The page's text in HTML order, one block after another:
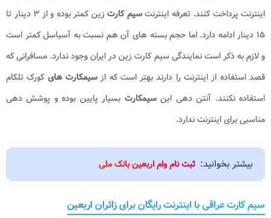
اینترنت پرداخت کنند. تعرفه اینترنتسیم کارت
زین کمتر بوده و از ۳ دینار تا
۱۵ دینار ادامه دارد. اما حجم بسته های آن هم نسبت به آسیاسل کمتر است
و لازم به ذکر است نمایندگی سیم کارت زین در ایران وجود ندارد. مسافرانی که
قصد استفاده از اینترنت را دارند بهتر است که ازسیمکارت های کورک تلکام
استفاده نکنند. آنتن دهی اینسیمکارت بسیار پایین بوده و پوشش دهی
مناسبی برای اینترنت ندارد.
بیشتر بخوانید: ثبت نام وام اربعین بانک ملی
سیم کارت عراقی با اینترنت رایگان برای زائران اربعین